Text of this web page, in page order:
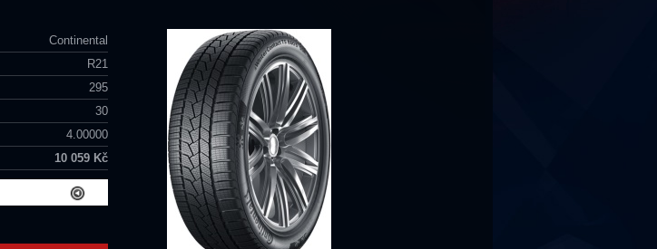
Continental
R21
295
30
4.00000
10 059 Kč